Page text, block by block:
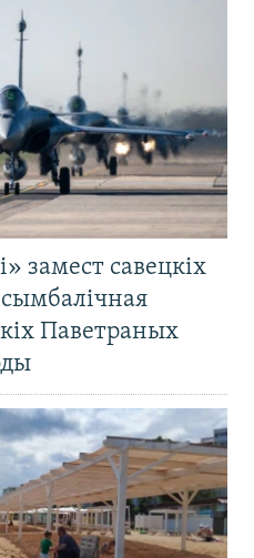
замест савецкіх
Паветраных